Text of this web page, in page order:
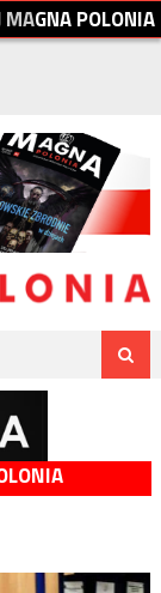
MAGNAPOLONIA